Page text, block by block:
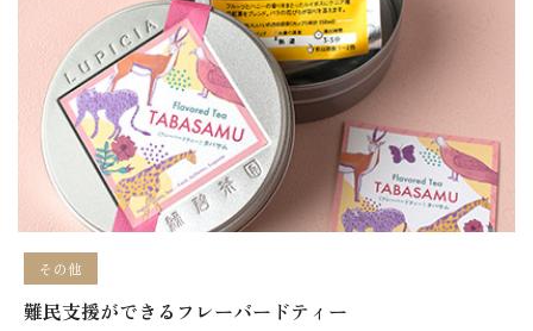
その他
難民支援ができるフレーバードティー